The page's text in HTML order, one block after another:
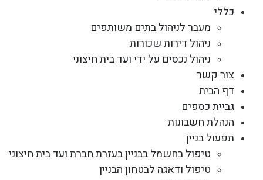
כללי
מעבר לניהול בתים משותפים
ניהול דירות שכורות
ניהול נכסים על ידי ועד בית חיצוני
צור קשר
דף הבית
גביית כספים
הנהלת חשבונות
תפעול בניין
טיפול בחשמל בבניין בעזרת חברת ועד בית חיצוני
טיפול ודאגה לבטחון הבניין